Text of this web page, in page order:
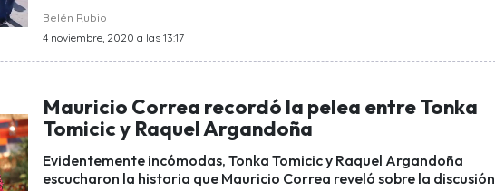
Belén Rubio
4 noviembre, 2020 a las 13:17
Mauricio Correa recordó la pelea entre Tonka
Tomicic y Raquel Argandoña
Evidentemente incómodas, Tonka Tomicic y Raquel Argandoña
escucharon la historia que Mauricio Correa reveló sobre la discusión